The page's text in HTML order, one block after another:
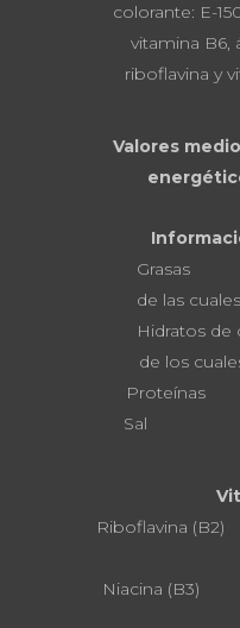
colorante: E-
vitamina B6,
riboflavina y
Valores
de las
Hidratos
de los
Sal
Riboflavina
Niacina